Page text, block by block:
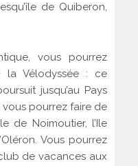
de Quiberon,
vous pourrez
la Vélodyssée : ce
jusqu’au Pays
pourrez faire de
de Noimoutier, l’Ile
Vous pourrez
de vacances aux